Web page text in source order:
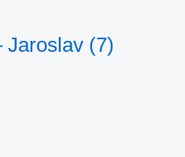
Jaroslav (7)